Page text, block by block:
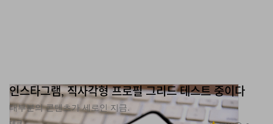
인스타그램, 직사각형 프로필 그리드 테스트 중이다
대부분의 콘텐츠가 세로인 지금.